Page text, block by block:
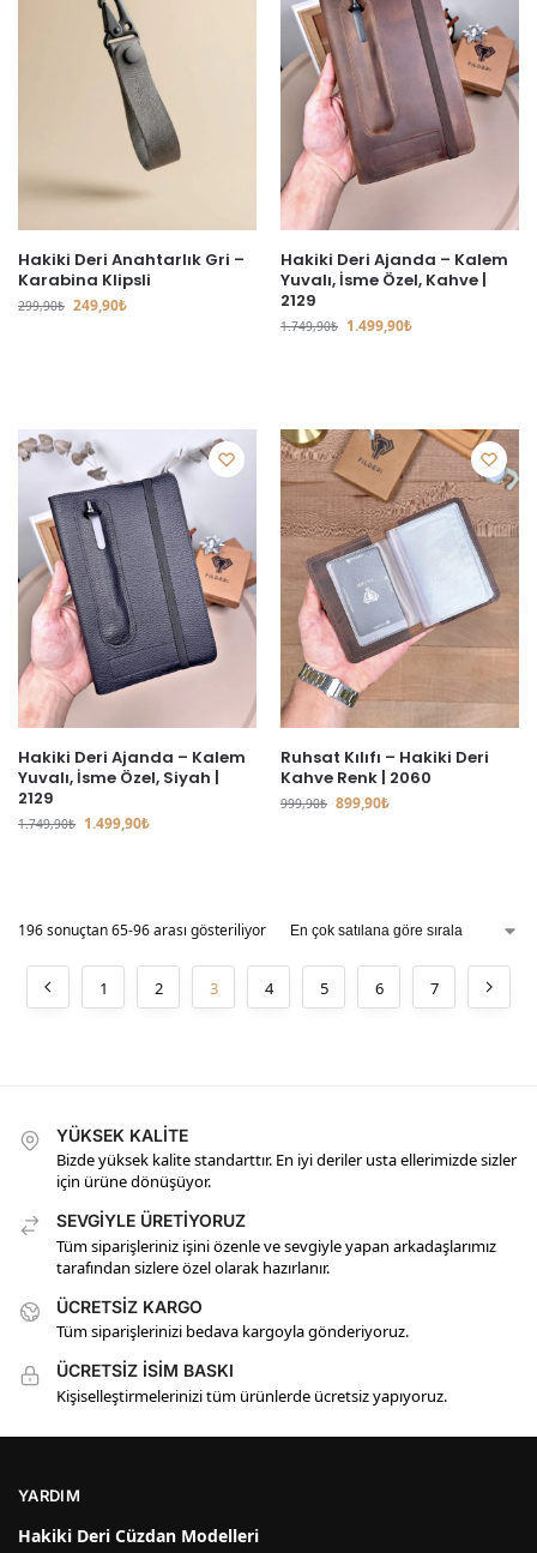
Hakiki Deri Anahtarlık Gri –
Karabina Klipsli
299,90₺ 249,90₺
Hakiki Deri Ajanda – Kalem
Yuvalı, İsme Özel, Kahve |
2129
1.749,90₺ 1.499,90₺
Hakiki Deri Ajanda – Kalem
Yuvalı, İsme Özel, Siyah |
2129
1.749,90₺ 1.499,90₺
Ruhsat Kılıfı – Hakiki Deri
Kahve Renk | 2060
999,90₺ 899,90₺
196 sonuçtan 65-96 arası gösteriliyor
1 2 3 4 5 6 7
YÜKSEK KALİTE
Bizde yüksek kalite standarttır. En iyi deriler usta ellerimizde sizler
için ürüne dönüşüyor.
SEVGİYLE ÜRETİYORUZ
Tüm siparişleriniz işini özenle ve sevgiyle yapan arkadaşlarımız
tarafından sizlere özel olarak hazırlanır.
ÜCRETSİZ KARGO
Tüm siparişlerinizi bedava kargoyla gönderiyoruz.
ÜCRETSİZ İSİM BASKI
Kişiselleştirmelerinizi tüm ürünlerde ücretsiz yapıyoruz.
YARDIM
Hakiki Deri Cüzdan Modelleri